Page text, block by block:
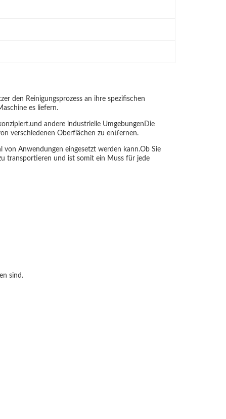
den Reinigungsprozess an ihre spezifischen
es liefern.
andere industrielle UmgebungenDie
verschiedenen Oberflächen zu entfernen.
von Anwendungen eingesetzt werden kann.Ob Sie
transportieren und ist somit ein Muss für jede
sind.